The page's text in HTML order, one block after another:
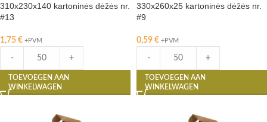
310x230x140 kartoninės dėžės nr.
#13
1,75 € +PVM
- +
TOEVOEGEN AAN
WINKELWAGEN
330x260x25 kartoninės dėžės nr.
#9
0,59 € +PVM
- +
TOEVOEGEN AAN
WINKELWAGEN